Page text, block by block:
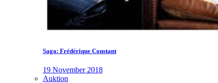
Saga: Frédérique Constant
19 November 2018
Auktion